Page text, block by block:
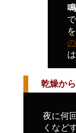
鳴
は
乾燥から
夜に何
くなど